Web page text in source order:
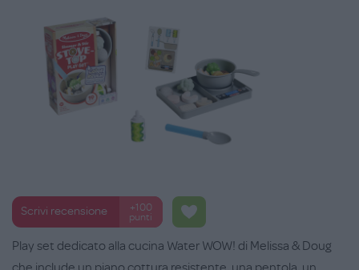
Scrivi recensione
+100
punti
Play set dedicato alla cucina Water WOW! di Melissa & Doug